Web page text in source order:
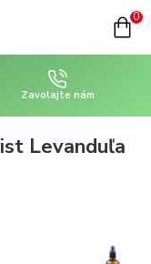
0
Zavolajte nám
Levanduľa